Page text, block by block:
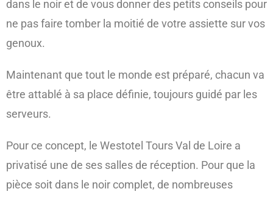
dans le noir et de vous donner des petits conseils pour
ne pas faire tomber la moitié de votre assiette sur vos
genoux.
Maintenant que tout le monde est préparé, chacun va
être attablé à sa place définie, toujours guidé par les
serveurs.
Pour ce concept, le Westotel Tours Val de Loire a
privatisé une de ses salles de réception. Pour que la
pièce soit dans le noir complet, de nombreuses